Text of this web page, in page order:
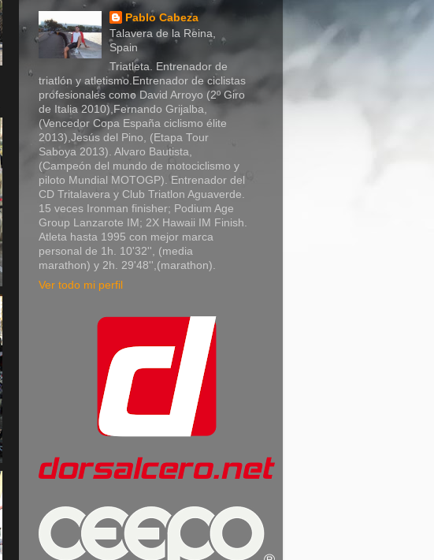
Pablo Cabeza
Talavera de la Reina,
Spain
Triatleta. Entrenador de
triatlón y atletismo.Entrenador de ciclistas
profesionales como David Arroyo (2º Giro
de Italia 2010),Fernando Grijalba,
(Vencedor Copa España ciclismo élite
2013),Jesús del Pino, (Etapa Tour
Saboya 2013). Alvaro Bautista,
(Campeón del mundo de motociclismo y
piloto Mundial MOTOGP). Entrenador del
CD Tritalavera y Club Triatlon Aguaverde.
15 veces Ironman finisher; Podium Age
Group Lanzarote IM; 2X Hawaii IM Finish.
Atleta hasta 1995 con mejor marca
personal de 1h. 10'32'', (media
marathon) y 2h. 29'48'',(marathon).
Ver todo mi perfil